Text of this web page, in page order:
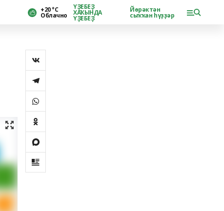
+20 °С
Облачно
ҮҘЕБЕҘ
ХАҠЫНДА
ҮҘЕБЕҘ
Йөрәктән
сыҡҡан һүҙҙәр